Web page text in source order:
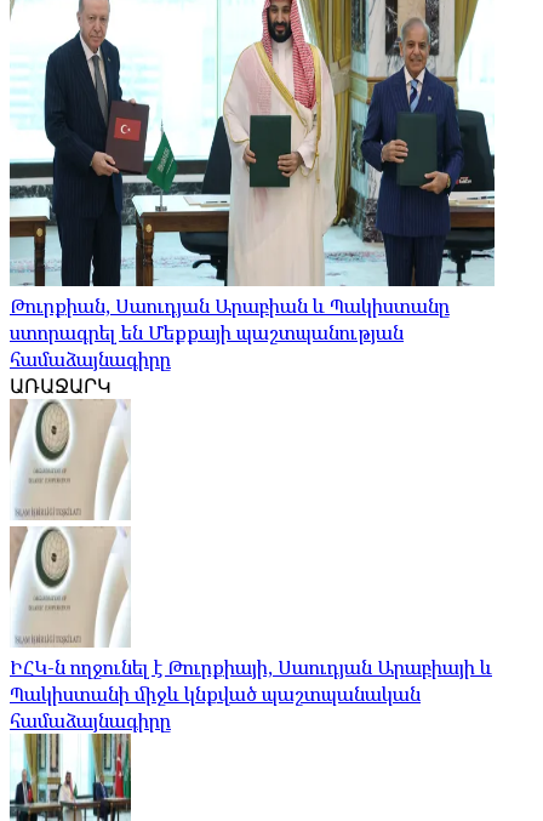
Թուրքիան, Սաուդյան Արաբիան և Պակիստանը
ստորագրել են Մեքքայի պաշտպանության
համաձայնագիրը
ԱՌԱՋԱՐԿ
ԻՀԿ-ն ողջունել է Թուրքիայի, Սաուդյան Արաբիայի և
Պակիստանի միջև կնքված պաշտպանական
համաձայնագիրը